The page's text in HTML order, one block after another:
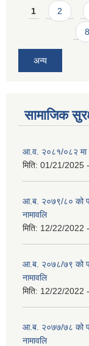
Pages
1 2
8
अन्य
सामाजिक
आ.व. २०८१/०८२ मा
मिति: 01/21/2025
आ.ब. २०७९/८० को
नामावलि
मिति: 12/22/2022
आ.ब. २०७८/७९ को
नामावलि
मिति: 12/22/2022
आ.ब. २०७७/७८ को
नामावलि